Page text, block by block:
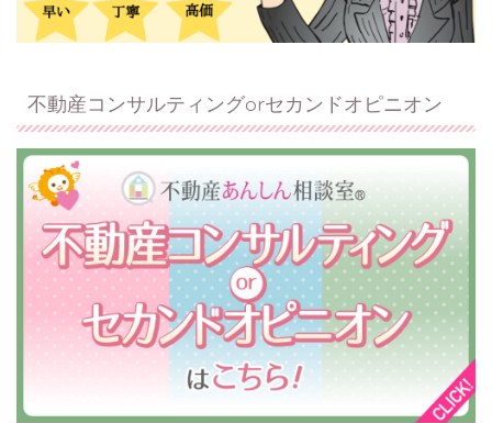
不動産コンサルティングorセカンドオピニオン